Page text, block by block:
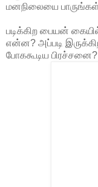
மனநிலையை
படிக்கிற பையன்
என்ன? அப்படி
போககூடிய